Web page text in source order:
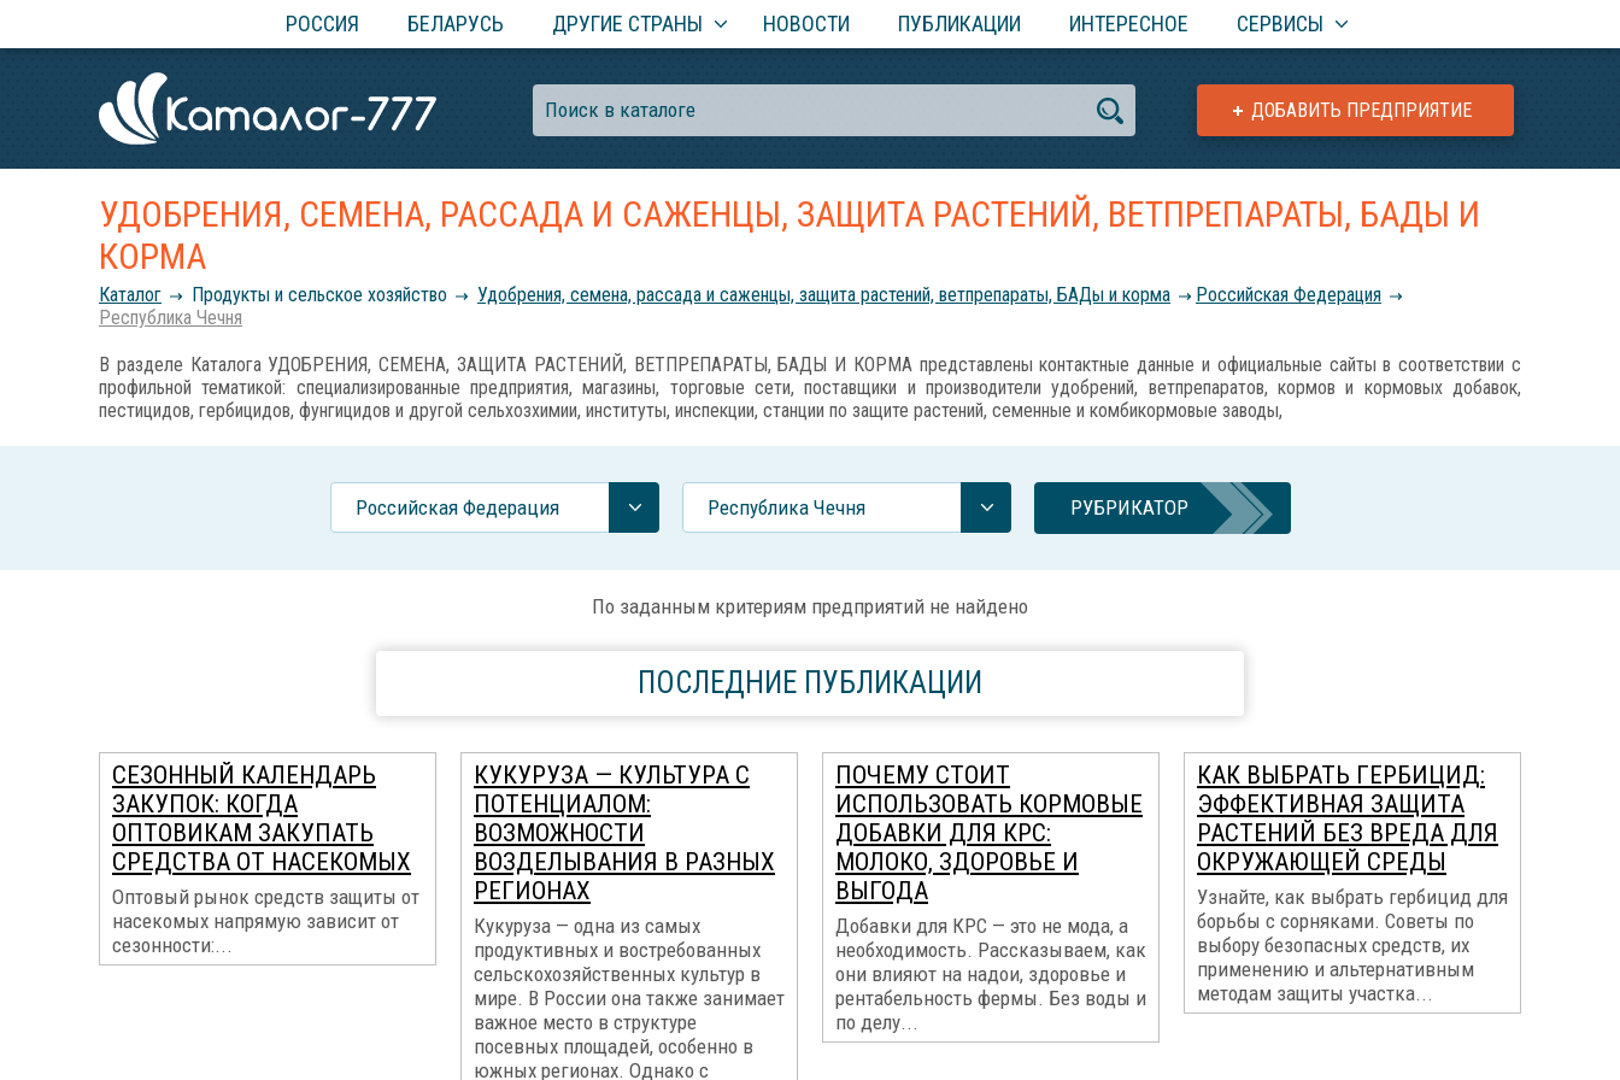
РОССИЯ БЕЛАРУСЬ ДРУГИЕ СТРАНЫ НОВОСТИ ПУБЛИКАЦИИ ИНТЕРЕСНОЕ СЕРВИСЫ
ДОБАВИТЬ ПРЕДПРИЯТИЕ
УДОБРЕНИЯ, СЕМЕНА, РАССАДА И САЖЕНЦЫ, ЗАЩИТА РАСТЕНИЙ, ВЕТПРЕПАРАТЫ, БАДЫ И
КОРМА
Каталог Продукты и сельское хозяйство Удобрения, семена, рассада и саженцы, защита растений, ветпрепараты, БАДы и корма
Российcкая Федерация
Республика Чечня
В разделе Каталога УДОБРЕНИЯ, СЕМЕНА, ЗАЩИТА РАСТЕНИЙ, ВЕТПРЕПАРАТЫ, БАДЫ И КОРМА представлены контактные данные и официальные сайты в соответствии с
профильной тематикой: специализированные предприятия, магазины, торговые сети, поставщики и производители удобрений, ветпрепаратов, кормов и кормовых добавок,
пестицидов, гербицидов, фунгицидов и другой сельхозхимии, институты, инспекции, станции по защите растений, семенные и комбикормовые заводы,
Российcкая Федерация Республика Чечня РУБРИКАТОР
По заданным критериям предприятий не найдено
ПОСЛЕДНИЕ ПУБЛИКАЦИИ
СЕЗОННЫЙ КАЛЕНДАРЬ
ЗАКУПОК: КОГДА
ОПТОВИКАМ ЗАКУПАТЬ
СРЕДСТВА ОТ НАСЕКОМЫХ
Оптовый рынок средств защиты от
насекомых напрямую зависит от
сезонности:...
КУКУРУЗА — КУЛЬТУРА С
ПОТЕНЦИАЛОМ:
ВОЗМОЖНОСТИ
ВОЗДЕЛЫВАНИЯ В РАЗНЫХ
РЕГИОНАХ
Кукуруза — одна из самых
продуктивных и востребованных
сельскохозяйственных культур в
мире. В России она также занимает
важное место в структуре
посевных площадей, особенно в
южных регионах. Однако с
ПОЧЕМУ СТОИТ
ИСПОЛЬЗОВАТЬ КОРМОВЫЕ
ДОБАВКИ ДЛЯ КРС:
МОЛОКО, ЗДОРОВЬЕ И
ВЫГОДА
Добавки для КРС — это не мода, а
необходимость. Рассказываем, как
они влияют на надои, здоровье и
рентабельность фермы. Без воды и
по делу...
КАК ВЫБРАТЬ ГЕРБИЦИД:
ЭФФЕКТИВНАЯ ЗАЩИТА
РАСТЕНИЙ БЕЗ ВРЕДА ДЛЯ
ОКРУЖАЮЩЕЙ СРЕДЫ
Узнайте, как выбрать гербицид для
борьбы с сорняками. Советы по
выбору безопасных средств, их
применению и альтернативным
методам защиты участка...